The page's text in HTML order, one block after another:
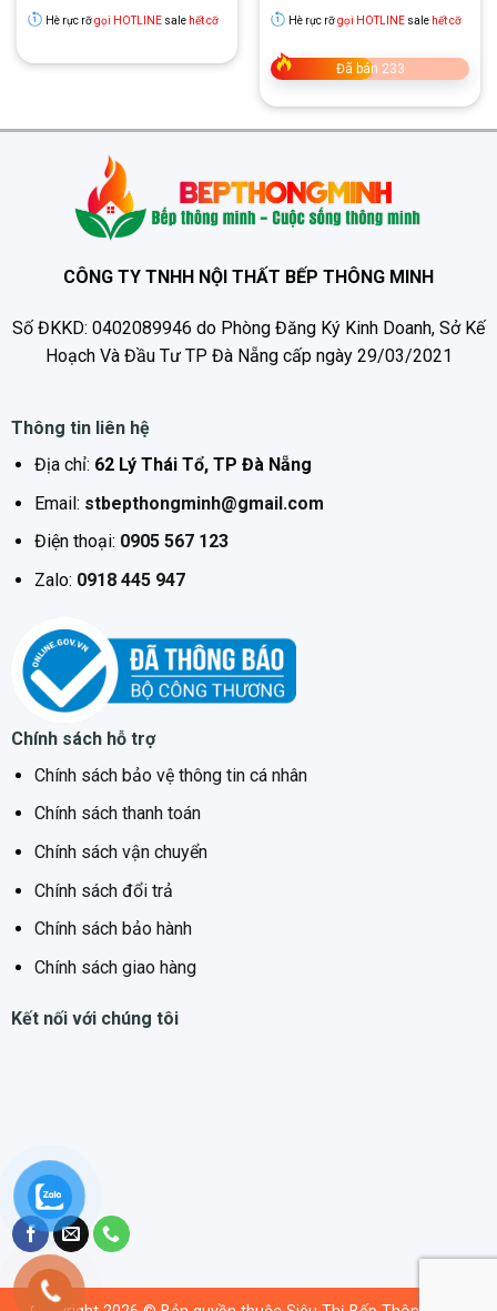
Hè rực rỡgọi HOTLINEsale hết cỡ Hè rực rỡgọi HOTLINEsale hết cỡ
Đã bán 233
CÔNG TY TNHH NỘI THẤT BẾP THÔNG MINH
Số ĐKKD: 0402089946 do Phòng Đăng Ký Kinh Doanh, Sở Kế
Hoạch Và Đầu Tư TP Đà Nẵng cấp ngày 29/03/2021
Thông tin liên hệ
Địa chỉ: 62 Lý Thái Tổ, TP Đà Nẵng
Email: stbepthongminh@gmail.com
Điện thoại: 0905 567 123
Zalo: 0918 445 947
Chính sách hỗ trợ
Chính sách bảo vệ thông tin cá nhân
Chính sách thanh toán
Chính sách vận chuyển
Chính sách đổi trả
Chính sách bảo hành
Chính sách giao hàng
Kết nối với chúng tôi